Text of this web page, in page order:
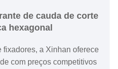
de cauda de corte
hexagonal
fixadores, a Xinhan oferece
com preços competitivos